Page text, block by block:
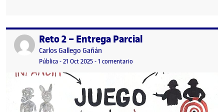
Publicado porReto 2 – Entrega Parcial
Publicado por
Carlos Gallego Gañán
Visibilidad:
Pública-Fecha de publicación
21 Oct 2025-1 comentario